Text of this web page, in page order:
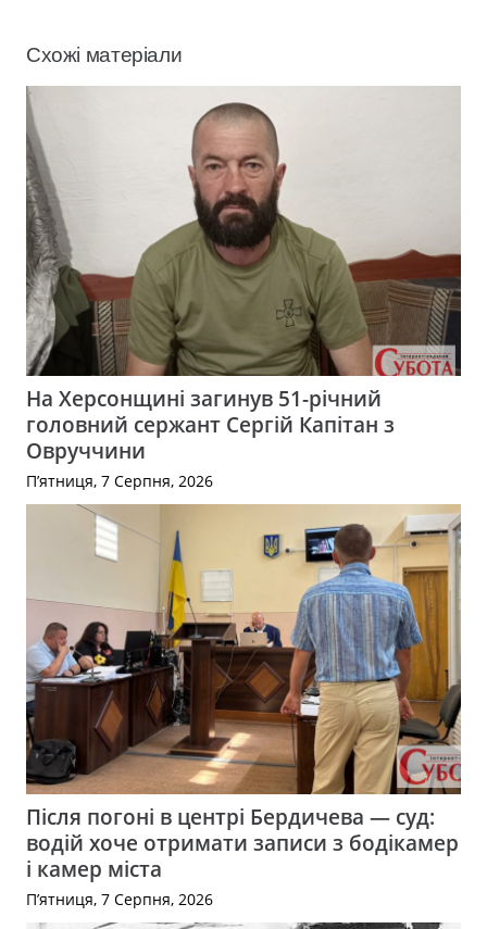
Схожі матеріали
На Херсонщині загинув 51-річний
головний сержант Сергій Капітан з
Овруччини
П’ятниця, 7 Серпня, 2026
Після погоні в центрі Бердичева — суд:
водій хоче отримати записи з бодікамер
і камер міста
П’ятниця, 7 Серпня, 2026